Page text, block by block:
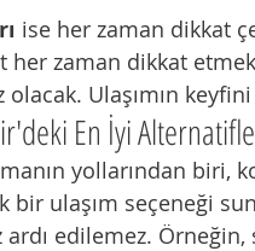
ise her zaman dikkat
zaman dikkat
Ulaşımın keyfini
En İyi
yollarından biri,
bir ulaşım seçeneği
edilemez. Örneğin,